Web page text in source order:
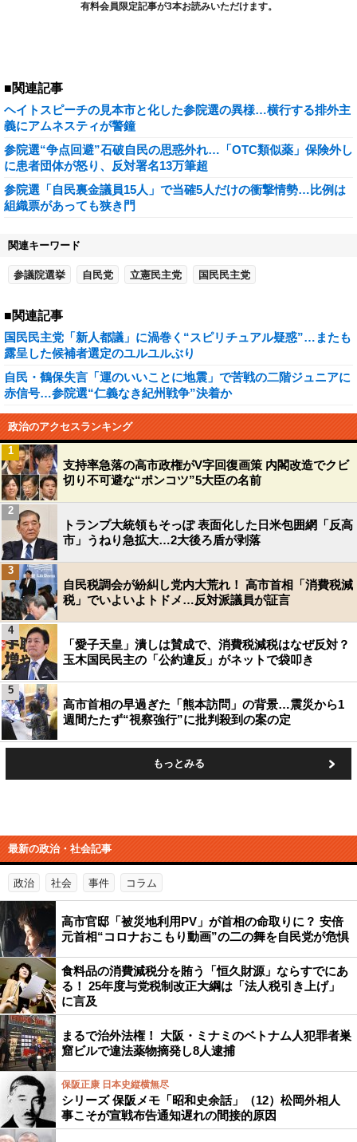
有料会員限定記事が3本お読みいただけます。
■関連記事
ヘイトスピーチの見本市と化した参院選の異様…横行する排外主
義にアムネスティが警鐘
参院選“争点回避”石破自民の思惑外れ…「OTC類似薬」保険外し
に患者団体が怒り、反対署名13万筆超
参院選「自民裏金議員15人」で当確5人だけの衝撃情勢…比例は
組織票があっても狭き門
関連キーワード
参議院選挙 自民党 立憲民主党 国民民主党
■関連記事
国民民主党「新人都議」に渦巻く“スピリチュアル疑惑”…またも
露呈した候補者選定のユルユルぶり
自民・鶴保失言「運のいいことに地震」で苦戦の二階ジュニアに
赤信号…参院選“仁義なき紀州戦争”決着か
政治のアクセスランキング
支持率急落の高市政権がV字回復画策 内閣改造でクビ
切り不可避な“ポンコツ”5大臣の名前
1
トランプ大統領もそっぽ 表面化した日米包囲網「反高
市」うねり急拡大…2大後ろ盾が剥落
2
自民税調会が紛糾し党内大荒れ！ 高市首相「消費税減
税」でいよいよトドメ…反対派議員が証言
3
「愛子天皇」潰しは賛成で、消費税減税はなぜ反対？
玉木国民民主の「公約違反」がネットで袋叩き
4
高市首相の早過ぎた「熊本訪問」の背景…震災から1
週間たたず“視察強行”に批判殺到の案の定
5
もっとみる
最新の政治・社会記事
政治 社会 事件 コラム
高市官邸「被災地利用PV」が首相の命取りに？ 安倍
元首相“コロナおこもり動画”の二の舞を自民党が危惧
食料品の消費減税分を賄う「恒久財源」ならすでにあ
る！ 25年度与党税制改正大綱は「法人税引き上げ」
に言及
まるで治外法権！ 大阪・ミナミのベトナム人犯罪者巣
窟ビルで違法薬物摘発し8人逮捕
保阪正康 日本史縦横無尽
シリーズ 保阪メモ「昭和史余話」（12）松岡外相人
事こそが宣戦布告通知遅れの間接的原因